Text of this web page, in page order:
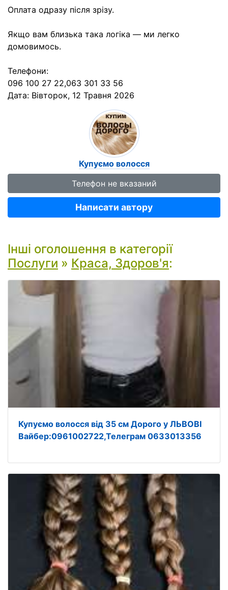
Оплата одразу після зрізу.
Якщо вам близька така логіка — ми легко
домовимось.
Телефони:
096 100 27 22,063 301 33 56
Дата: Вівторок, 12 Травня 2026
Купуємо волосся
Телефон не вказаний
Написати автору
Інші оголошення в категорії
Послуги » Краса, Здоров'я:
Купуємо волосся від 35 см Дорого у ЛЬВОВІ
Вайбер:0961002722,Телеграм 0633013356